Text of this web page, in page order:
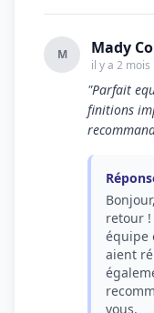
M Mady
il y a 2 mois
"Parfait
finitions
retour
équipe
aient
vous.